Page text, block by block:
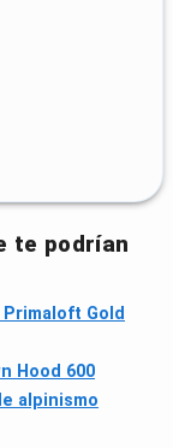
te podrían
Gold
Hood 600
alpinismo